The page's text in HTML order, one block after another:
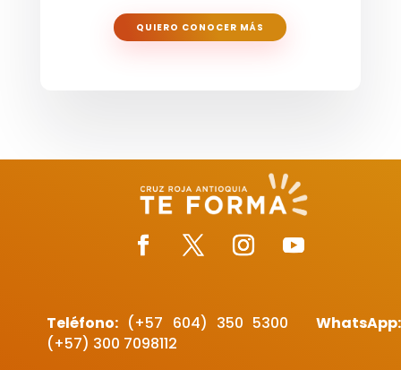
QUIERO CONOCER MÁS
Teléfono: (+57 604) 350 5300
WhatsApp:
(+57) 300 7098112